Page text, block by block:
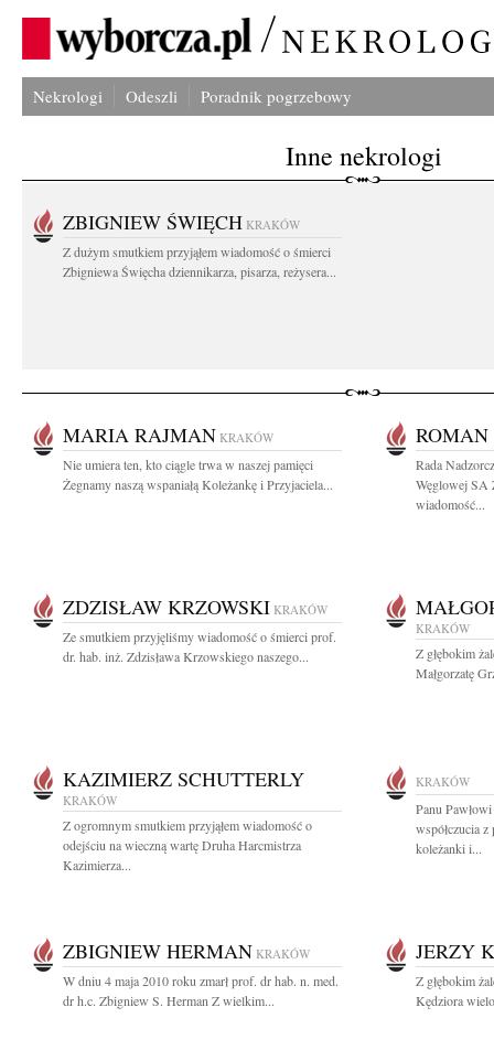
Nekrologi Odeszli Poradnik pogrzebowy
Inne nekrologi
ZBIGNIEW ŚWIĘCH KRAKÓW
Z dużym smutkiem przyjąłem wiadomość o śmierci
Zbigniewa Święcha dziennikarza, pisarza, reżysera...
MARIA RAJMAN KRAKÓW
Nie umiera ten, kto ciągle trwa w naszej pamięci
Żegnamy naszą wspaniałą Koleżankę i Przyjaciela...
ROMAN
Rada
Węglowej SA
wiadomość...
ZDZISŁAW KRZOWSKI KRAKÓW
Ze smutkiem przyjęliśmy wiadomość o śmierci prof.
dr. hab. inż. Zdzisława Krzowskiego naszego...
KRAKÓW
Z głębokim
Małgorzatę
KAZIMIERZ SCHUTTERLY
KRAKÓW
Z ogromnym smutkiem przyjąłem wiadomość o
odejściu na wieczną wartę Druha Harcmistrza
Kazimierza...
KRAKÓW
Panu
współczucia
koleżanki i...
ZBIGNIEW HERMAN KRAKÓW
W dniu 4 maja 2010 roku zmarł prof. dr hab. n. med.
dr h.c. Zbigniew S. Herman Z wielkim...
JERZY
Z głębokim
Kędziora